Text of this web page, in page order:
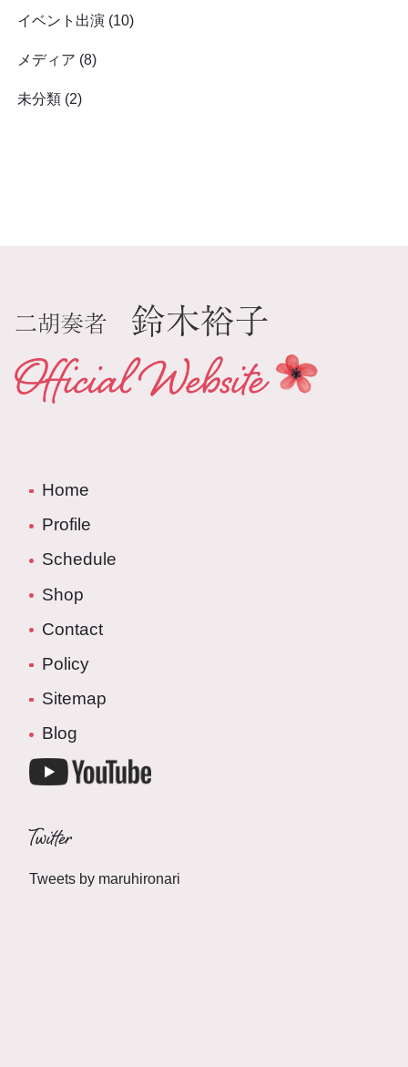
イベント出演 (10)
メディア (8)
未分類 (2)
Home
Profile
Schedule
Shop
Contact
Policy
Sitemap
Blog
Twitter
Tweets by maruhironari